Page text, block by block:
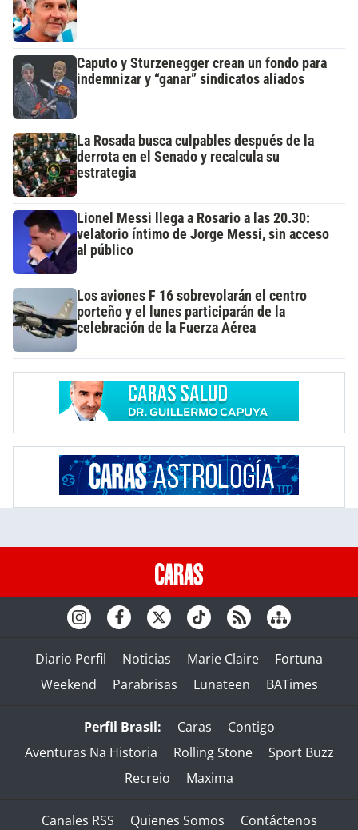
Caputo y Sturzenegger crean un fondo para
indemnizar y “ganar” sindicatos aliados
La Rosada busca culpables después de la
derrota en el Senado y recalcula su
estrategia
Lionel Messi llega a Rosario a las 20.30:
velatorio íntimo de Jorge Messi, sin acceso
al público
Los aviones F 16 sobrevolarán el centro
porteño y el lunes participarán de la
celebración de la Fuerza Aérea
Diario Perfil Noticias Marie Claire
Fortuna
Weekend
Parabrisas Lunateen BATimes
Perfil Brasil: Caras
Contigo
Aventuras Na Historia
Rolling Stone
Sport Buzz
Recreio
Maxima
Canales RSS Quienes Somos Contáctenos